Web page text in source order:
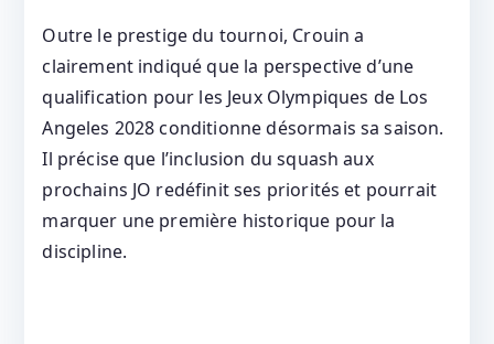
Outre le prestige du tournoi, Crouin a
clairement indiqué que la perspective d’une
qualification pour les Jeux Olympiques de Los
Angeles 2028 conditionne désormais sa saison.
Il précise que l’inclusion du squash aux
prochains JO redéfinit ses priorités et pourrait
marquer une première historique pour la
discipline.